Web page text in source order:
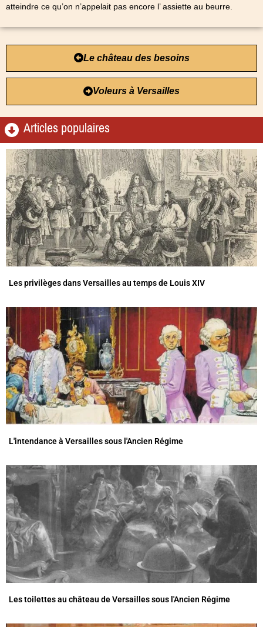
atteindre ce qu’on n’appelait pas encore l’ assiette au beurre.
Le château des besoins
Voleurs à Versailles
Articles populaires
Les privilèges dans Versailles au temps de Louis XIV
L'intendance à Versailles sous l'Ancien Régime
Les toilettes au château de Versailles sous l'Ancien Régime